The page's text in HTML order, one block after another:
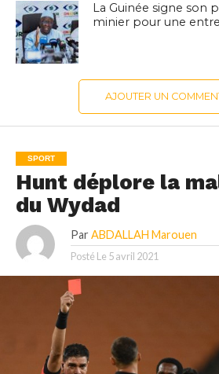
La Guinée signe son
minier pour une
AJOUTER UN
SPORT
Hunt déplore la
du Wydad
Par ABDALLAH Marouen
Posté Le 5 avril 2021